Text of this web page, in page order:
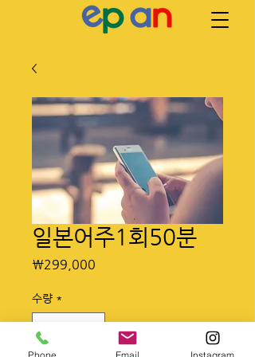
일본어주1회50분
₩299,000
수량 *
Phone Email Instagram